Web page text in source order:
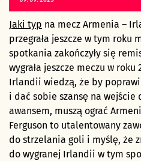
Jaki typ na mecz Armenia –
przegrała jeszcze w tym roku
spotkania zakończyły się
wygrała jeszcze meczu w
Irlandii wiedzą, że by
i dać sobie szansę na
awansem, muszą ograć
Ferguson to utalentowany
do strzelania goli i myślę, że
do wygranej Irlandii w tym